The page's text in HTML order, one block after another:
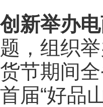
创新举办
题，组织
货节期间
首届“好品